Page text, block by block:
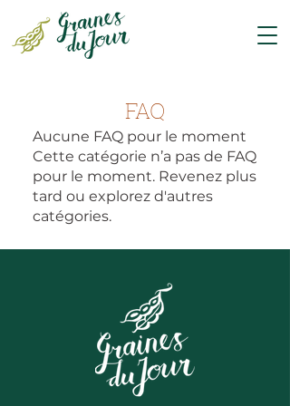
FAQ
Aucune FAQ pour le moment
Cette catégorie n’a pas de FAQ
pour le moment. Revenez plus
tard ou explorez d'autres
catégories.